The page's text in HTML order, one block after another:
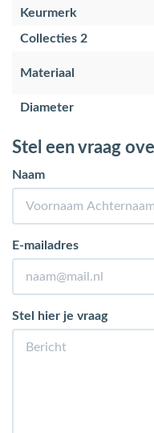
Keurmerk
Collecties 2
Materiaal
Diameter
Stel een vraag
Naam
E-mailadres
Stel hier je vraag